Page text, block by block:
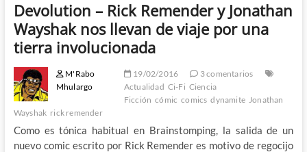
Devolution – Rick Remender y Jonathan
Wayshak nos llevan de viaje por una
tierra involucionada
M'Rabo
Mhulargo
19/02/2016
3 comentarios
Actualidad Ci-Fi Ciencia
Ficción cómic comics dynamite Jonathan
Wayshak rick remender
Como es tónica habitual en Brainstomping, la salida de un
nuevo comic escrito por Rick Remender es motivo de regocijo